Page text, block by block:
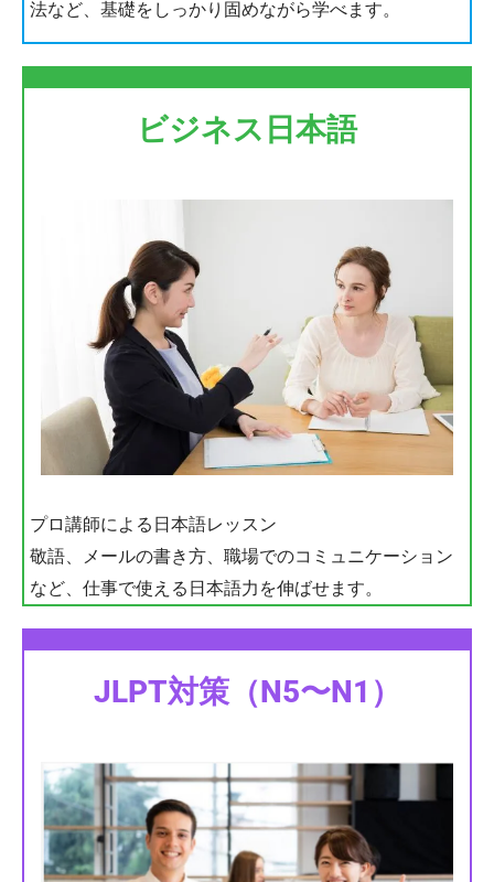
法など、基礎をしっかり固めながら学べます。
ビジネス日本語
プロ講師による日本語レッスン
敬語、メールの書き方、職場でのコミュニケーション
など、仕事で使える日本語力を伸ばせます。
JLPT対策（N5〜N1）